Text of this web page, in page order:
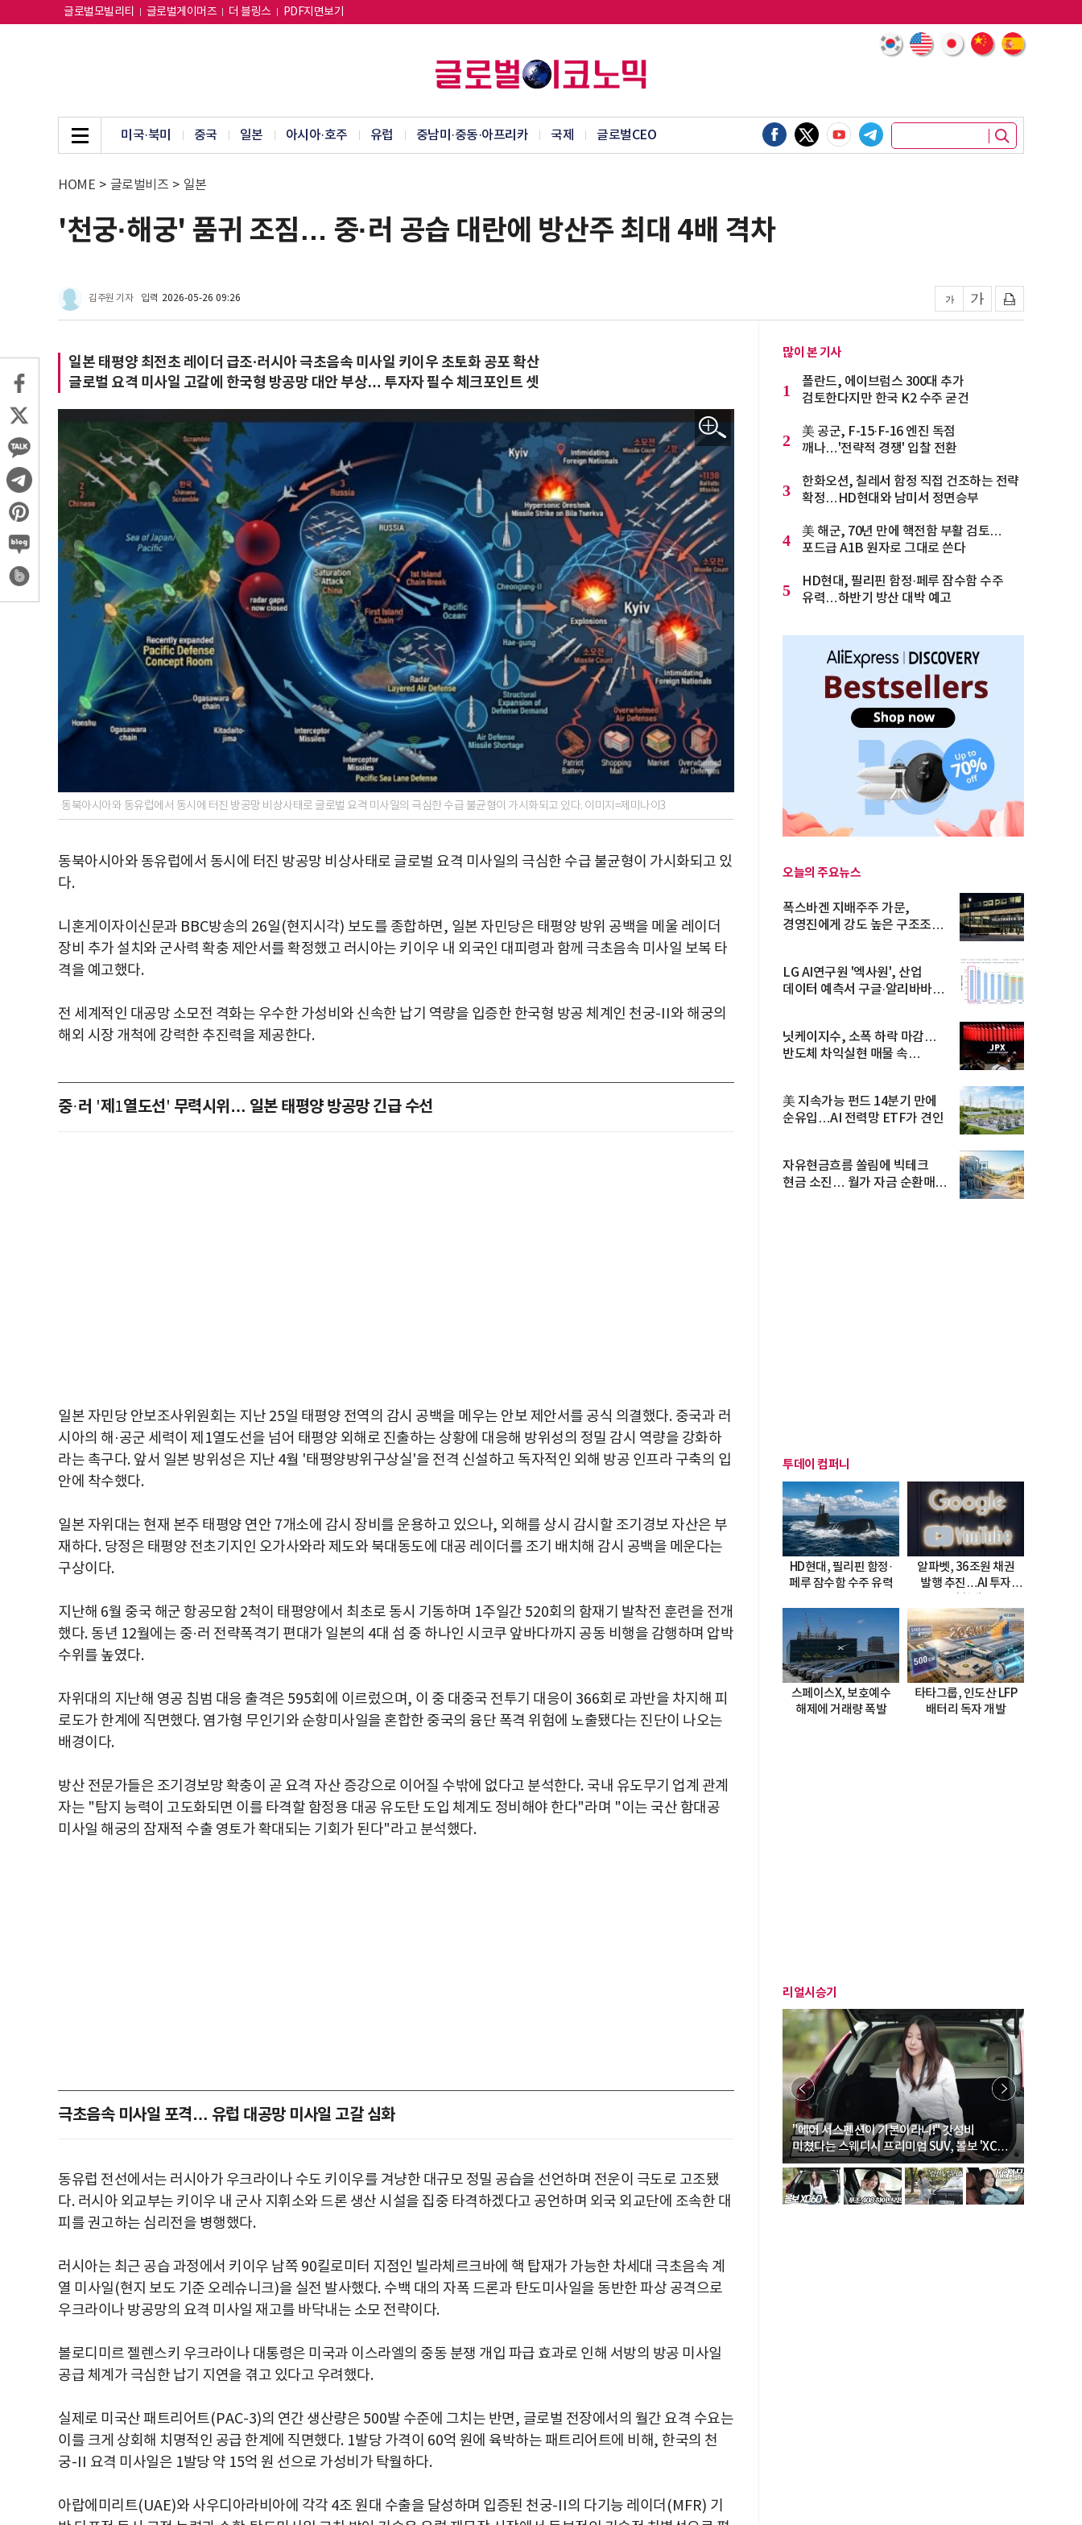
글로벌모빌리티 글로벌게이머즈 더 블링스 PDF지면보기
미국·북미 중국 일본 아시아·호주 유럽 중남미·중동·아프리카 국제 글로벌CEO
HOME > 글로벌비즈 > 일본
'천궁·해궁' 품귀 조짐… 중·러 공습 대란에 방산주 최대 4배 격차
김주원 기자 입력 2026-05-26 09:26
일본 태평양 최전초 레이더 급조·러시아 극초음속 미사일 키이우 초토화 공포 확산
글로벌 요격 미사일 고갈에 한국형 방공망 대안 부상… 투자자 필수 체크포인트 셋
동북아시아와 동유럽에서 동시에 터진 방공망 비상사태로 글로벌 요격 미사일의 극심한 수급 불균형이 가시화되고 있다. 이미지=제미나이3
동북아시아와 동유럽에서 동시에 터진 방공망 비상사태로 글로벌 요격 미사일의 극심한 수급 불균형이 가시화되고 있
다.
니혼게이자이신문과 BBC방송의 26일(현지시각) 보도를 종합하면, 일본 자민당은 태평양 방위 공백을 메울 레이더
장비 추가 설치와 군사력 확충 제안서를 확정했고 러시아는 키이우 내 외국인 대피령과 함께 극초음속 미사일 보복 타
격을 예고했다.
전 세계적인 대공망 소모전 격화는 우수한 가성비와 신속한 납기 역량을 입증한 한국형 방공 체계인 천궁-II와 해궁의
해외 시장 개척에 강력한 추진력을 제공한다.
중·러 '제 1열도선' 무력시위… 일본 태평양 방공망 긴급 수선
일본 자민당 안보조사위원회는 지난 25일 태평양 전역의 감시 공백을 메우는 안보 제안서를 공식 의결했다. 중국과 러
시아의 해 ·공군 세력이 제 1열도선을 넘어 태평양 외해로 진출하는 상황에 대응해 방위성의 정밀 감시 역량을 강화하
라는 촉구다. 앞서 일본 방위성은 지난 4월 '태평양방위구상실'을 전격 신설하고 독자적인 외해 방공 인프라 구축의 입
안에 착수했다.
일본 자위대는 현재 본주 태평양 연안 7개소에 감시 장비를 운용하고 있으나, 외해를 상시 감시할 조기경보 자산은 부
재하다. 당정은 태평양 전초기지인 오가사와라 제도와 북대동도에 대공 레이더를 조기 배치해 감시 공백을 메운다는
구상이다.
지난해 6월 중국 해군 항공모함 2척이 태평양에서 최초로 동시 기동하며 1주일간 520회의 함재기 발착전 훈련을 전개
했다. 동년 12월에는 중·러 전략폭격기 편대가 일본의 4대 섬 중 하나인 시코쿠 앞바다까지 공동 비행을 감행하며 압박
수위를 높였다.
자위대의 지난해 영공 침범 대응 출격은 595회에 이르렀으며, 이 중 대중국 전투기 대응이 366회로 과반을 차지해 피
로도가 한계에 직면했다. 염가형 무인기와 순항미사일을 혼합한 중국의 융단 폭격 위험에 노출됐다는 진단이 나오는
배경이다.
방산 전문가들은 조기경보망 확충이 곧 요격 자산 증강으로 이어질 수밖에 없다고 분석한다. 국내 유도무기 업계 관계
자는 "탐지 능력이 고도화되면 이를 타격할 함정용 대공 유도탄 도입 체계도 정비해야 한다"라며 "이는 국산 함대공
미사일 해궁의 잠재적 수출 영토가 확대되는 기회가 된다"라고 분석했다.
극초음속 미사일 포격… 유럽 대공망 미사일 고갈 심화
동유럽 전선에서는 러시아가 우크라이나 수도 키이우를 겨냥한 대규모 정밀 공습을 선언하며 전운이 극도로 고조됐
다. 러시아 외교부는 키이우 내 군사 지휘소와 드론 생산 시설을 집중 타격하겠다고 공언하며 외국 외교단에 조속한 대
피를 권고하는 심리전을 병행했다.
러시아는 최근 공습 과정에서 키이우 남쪽 90킬로미터 지점인 빌라체르크바에 핵 탑재가 가능한 차세대 극초음속 계
열 미사일(현지 보도 기준 오레슈니크)을 실전 발사했다. 수백 대의 자폭 드론과 탄도미사일을 동반한 파상 공격으로
우크라이나 방공망의 요격 미사일 재고를 바닥내는 소모 전략이다.
볼로디미르 젤렌스키 우크라이나 대통령은 미국과 이스라엘의 중동 분쟁 개입 파급 효과로 인해 서방의 방공 미사일
공급 체계가 극심한 납기 지연을 겪고 있다고 우려했다.
실제로 미국산 패트리어트(PAC-3)의 연간 생산량은 500발 수준에 그치는 반면, 글로벌 전장에서의 월간 요격 수요는
이를 크게 상회해 치명적인 공급 한계에 직면했다. 1발당 가격이 60억 원에 육박하는 패트리어트에 비해, 한국의 천
궁-II 요격 미사일은 1발당 약 15억 원 선으로 가성비가 탁월하다.
아랍에미리트(UAE)와 사우디아라비아에 각각 4조 원대 수출을 달성하며 입증된 천궁-II의 다기능 레이더 (MFR) 기
많이 본 기사
1
폴란드, 에이브럼스 300대 추가
검토한다지만 한국 K2 수주 굳건
2
美 공군, F-15·F-16 엔진 독점
깨나…'전략적 경쟁' 입찰 전환
3
한화오션, 칠레서 함정 직접 건조하는 전략
확정…HD현대와 남미서 정면승부
4
美 해군, 70년 만에 핵전함 부활 검토…
포드급 A1B 원자로 그대로 쓴다
5
HD현대, 필리핀 함정·페루 잠수함 수주
유력…하반기 방산 대박 예고
오늘의 주요뉴스
폭스바겐 지배주주 가문,
경영진에게 강도 높은 구조조정
LG AI연구원 '엑사원', 산업
데이터 예측서 구글·알리바바
닛케이지수, 소폭 하락 마감…
반도체 차익실현 매물 속
美 지속가능 펀드 14분기 만에
순유입…AI 전력망 ETF가 견인
자유현금흐름 쏠림에 빅테크
현금 소진… 월가 자금 순환매
투데이 컴퍼니
HD현대, 필리핀 함정·
페루 잠수함 수주 유력
알파벳, 36조원 채권
발행 추진…AI 투자
스페이스X, 보호예수
해제에 거래량 폭발
타타그룹, 인도산 LFP
배터리 독자 개발
리얼시승기
"에어 서스펜션이 기본이라니!" 갓성비
미쳤다는 스웨디시 프리미엄 SUV, 볼보 'XC60
B5 울트라'